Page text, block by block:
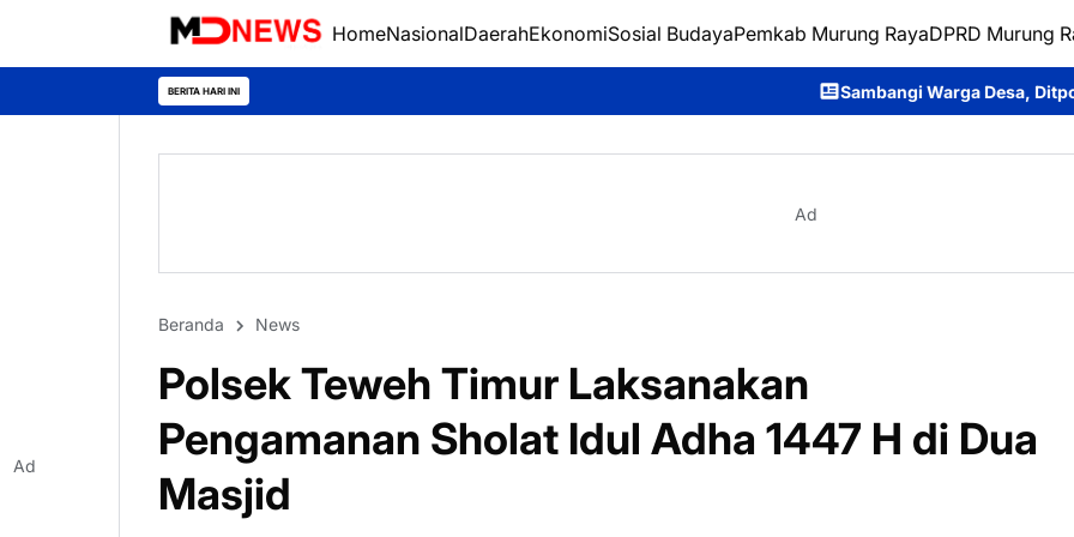
HomeNasionalDaerahEkonomiSosial BudayaPemkab Murung RayaDPRD Murung
BERITA HARI INI Sambangi Warga Desa, Ditpolairud Polda Kalteng
Ad
Beranda News
Polsek Teweh Timur Laksanakan
Pengamanan Sholat Idul Adha 1447 H di Dua
Masjid
Ad